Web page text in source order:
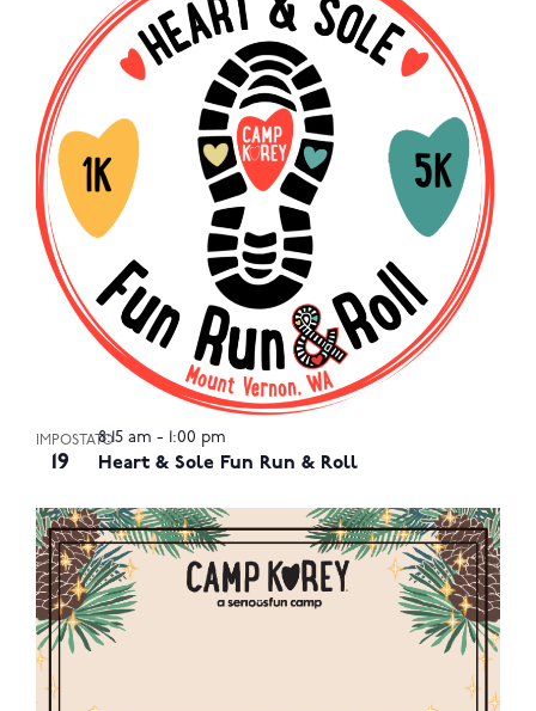
viste
events
in
Photo
View
IMPOSTATO
19 Heart & Sole Fun Run & Roll
8:15 am - 1:00 pm